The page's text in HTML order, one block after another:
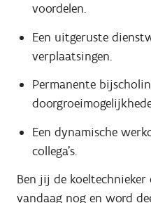
voordelen.
Een uitgeruste
verplaatsingen.
Permanente
Een dynamische
collega’s.
Ben jij de
vandaag nog en word